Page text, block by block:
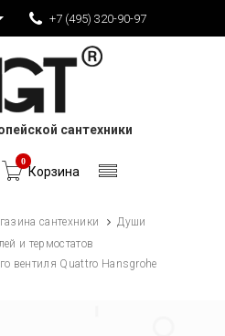
+7 (495) 320-90-97
сантехники
0
Корзина
сантехники
Души
и термостатов
вентиля Quattro Hansgrohe